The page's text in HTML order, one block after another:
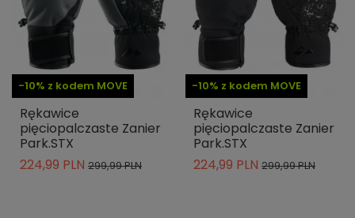
-10% z kodem MOVE
Rękawice
pięciopalczaste Zanier
Park.STX
224,99 PLN 299,99 PLN
-10% z kodem MOVE
Rękawice
pięciopalczaste Zanier
Park.STX
224,99 PLN 299,99 PLN